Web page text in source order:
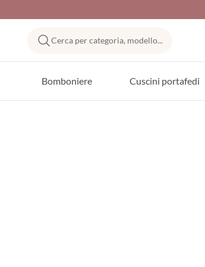
Cerca per categoria, modello...
Bomboniere Cuscini portafedi